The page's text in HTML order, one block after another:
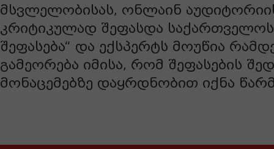
მსვლელობისას, ონლაინ
კრიტიკულად შეფასდა
შეფასება“ და ექსპერტს მოუწია
გამეორება იმისა, რომ შეფასების
მონაცემებზე დაყრდნობით იქნა